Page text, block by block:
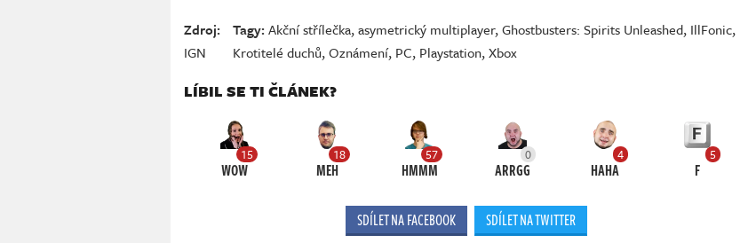
Zdroj:
IGN
Tagy:Akční střílečka,asymetrický multiplayer,Ghostbusters: Spirits Unleashed, IllFonic,
Krotitelé duchů,Oznámení, PC, Playstation,Xbox
LÍBIL SE TI ČLÁNEK?
15
WOW
18
MEH
57
HMMM
0
ARRGG
4
HAHA
5
F
SDÍLET NA FACEBOOK SDÍLET NA TWITTER